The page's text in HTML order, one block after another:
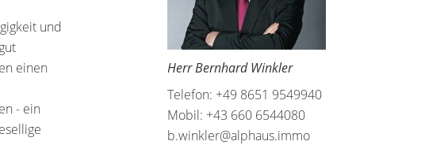
und
einen
- ein
Herr Bernhard Winkler
Telefon: +49 8651 9549940
Mobil: +43 660 6544080
b.winkler@alphaus.immo